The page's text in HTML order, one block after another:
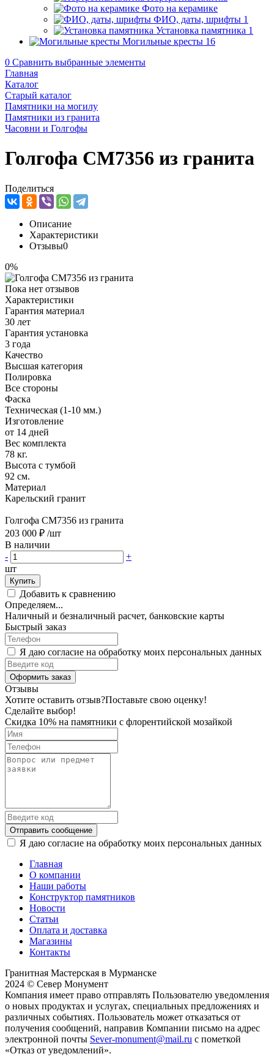
Фото на керамике
ФИО, даты, шрифты 1
Установка памятника 1
Могильные кресты 16
0 Сравнить выбранные элементы
Главная
Каталог
Старый каталог
Памятники на могилу
Памятники из гранита
Часовни и Голгофы
Голгофа CM7356 из гранита
Поделиться
Описание
Характеристики
Отзывы0
0%
Пока нет отзывов
Характеристики
Гарантия материал
30 лет
Гарантия установка
3 года
Качество
Высшая категория
Полировка
Все стороны
Фаска
Техническая (1-10 мм.)
Изготовление
от 14 дней
Вес комплекта
78 кг.
Высота с тумбой
92 см.
Материал
Карельский гранит
Голгофа CM7356 из гранита
203 000 ₽ /шт
В наличии
-
+
шт
Купить
Добавить к сравнению
Определяем...
Наличный и безналичный расчет, банковские карты
Быстрый заказ
Я даю согласие на обработку моих персональных данных
Оформить заказ
Отзывы
Хотите оставить отзыв?Поставьте свою оценку!
Сделайте выбор!
Скидка 10% на памятники с флорентийской мозайкой
Отправить сообщение
Я даю согласие на обработку моих персональных данных
Главная
О компании
Наши работы
Конструктор памятников
Новости
Статьи
Оплата и доставка
Магазины
Контакты
Гранитная Мастерская в Мурманске
2024 © Север Монумент
Компания имеет право отправлять Пользователю уведомления
о новых продуктах и услугах, специальных предложениях и
различных событиях. Пользователь может отказаться от
получения сообщений, направив Компании письмо на адрес
электронной почты Sever-monument@mail.ru с пометкой
«Отказ от уведомлений».